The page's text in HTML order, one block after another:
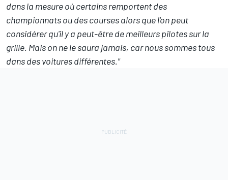
dans la mesure où certains remportent des
championnats ou des courses alors que l'on peut
considérer qu'il y a peut-être de meilleurs pilotes sur la
grille. Mais on ne le saura jamais, car nous sommes tous
dans des voitures différentes."